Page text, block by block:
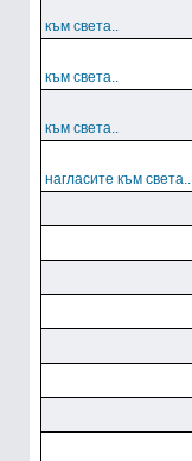
към света..
към света..
към света..
нагласите към света..